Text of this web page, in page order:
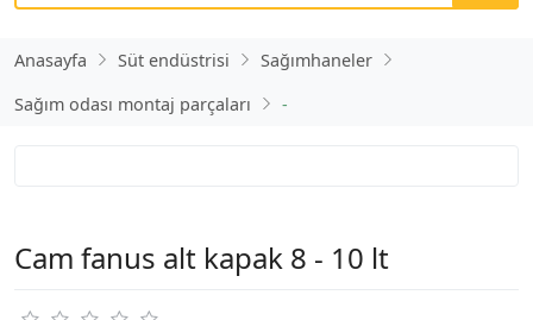
Anasayfa Süt endüstrisi
Sağımhaneler
Sağım odası montaj parçaları
-
Cam fanus alt kapak 8 - 10 lt